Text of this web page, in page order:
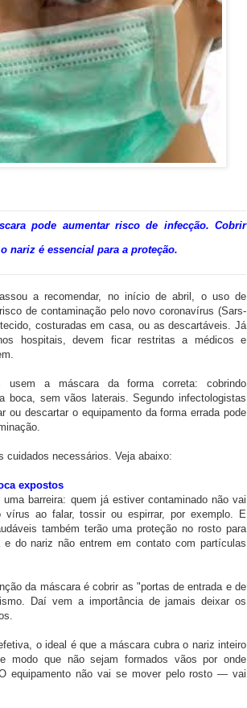
pode aumentar risco de infecção. Cobrir
nariz é essencial para a proteção.
a recomendar, no início de abril, o uso de
de contaminação pelo novo coronavírus (Sars-
costuradas em casa, ou as descartáveis. Já
hospitais, devem ficar restritas a médicos e
usem a máscara da forma correta: cobrindo
boca, sem vãos laterais. Segundo infectologistas
ou descartar o equipamento da forma errada pode
cuidados necessários. Veja abaixo:
expostos
barreira: quem já estiver contaminado não vai
vírus ao falar, tossir ou espirrar, por exemplo. E
também terão uma proteção no rosto para
do nariz não entrem em contato com partículas
da máscara é cobrir as "portas de entrada e de
Daí vem a importância de jamais deixar os
o ideal é que a máscara cubra o nariz inteiro
modo que não sejam formados vãos por onde
equipamento não vai se mover pelo rosto — vai